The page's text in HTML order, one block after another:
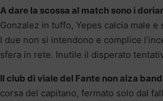
A dare la scossa al match sono i
Gonzalez in tuffo, Yepes calcia male
I due non si intendono e complice
sfera in rete. Inutile il disperato
Il club di viale del Fante non alza
corsa del capitano, fermato solo dal